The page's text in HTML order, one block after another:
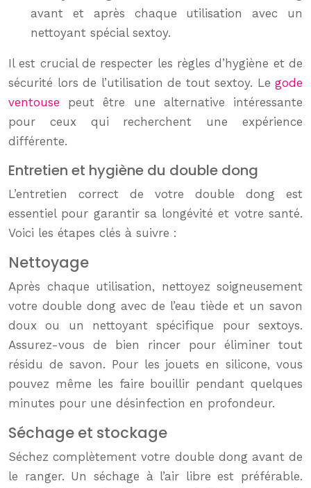
avant et après chaque utilisation avec un
nettoyant spécial sextoy.
Il est crucial de respecter les règles d’hygiène et de
sécurité lors de l’utilisation de tout sextoy. Le gode
ventouse peut être une alternative intéressante
pour ceux qui recherchent une expérience
différente.
Entretien et hygiène du double dong
L’entretien correct de votre double dong est
essentiel pour garantir sa longévité et votre santé.
Voici les étapes clés à suivre :
Nettoyage
Après chaque utilisation, nettoyez soigneusement
votre double dong avec de l’eau tiède et un savon
doux ou un nettoyant spécifique pour sextoys.
Assurez-vous de bien rincer pour éliminer tout
résidu de savon. Pour les jouets en silicone, vous
pouvez même les faire bouillir pendant quelques
minutes pour une désinfection en profondeur.
Séchage et stockage
Séchez complètement votre double dong avant de
le ranger. Un séchage à l’air libre est préférable.